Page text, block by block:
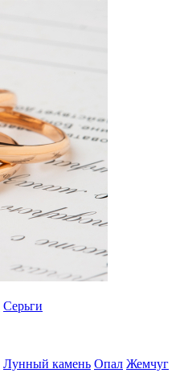
Серьги
Лунный камень Опал Жемчуг